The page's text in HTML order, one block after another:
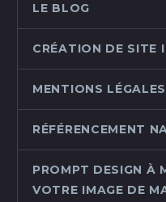
LE BLOG
CRÉATION DE SITE
MENTIONS LÉGALES
RÉFÉRENCEMENT
PROMPT DESIGN À
VOTRE IMAGE DE